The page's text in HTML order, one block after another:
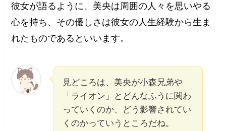
彼女が語るように、美央は周囲の人々を思いやる
心を持ち、その優しさは彼女の人生経験から生ま
れたものであるといいます。
見どころは、美央が小森兄弟や
「ライオン」とどんなふうに関わ
っていくのか、どう影響されてい
くのかっていうところだね。